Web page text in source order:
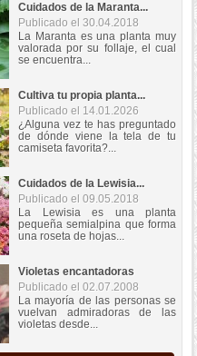
Cuidados de la Maranta...
Publicado el 30.04.2018
La Maranta es una planta muy
valorada por su follaje, el cual
se encuentra...
Cultiva tu propia planta...
Publicado el 14.01.2026
¿Alguna vez te has preguntado
de dónde viene la tela de tu
camiseta favorita?...
Cuidados de la Lewisia...
Publicado el 09.05.2018
La Lewisia es una planta
pequeña semialpina que forma
una roseta de hojas...
Violetas encantadoras
Publicado el 02.07.2008
La mayoría de las personas se
vuelvan admiradoras de las
violetas desde...